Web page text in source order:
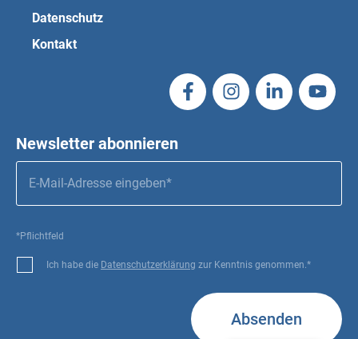
Datenschutz
Kontakt
Newsletter abonnieren
*Pflichtfeld
Ich habe die Datenschutzerklärung zur Kenntnis genommen.*
Absenden